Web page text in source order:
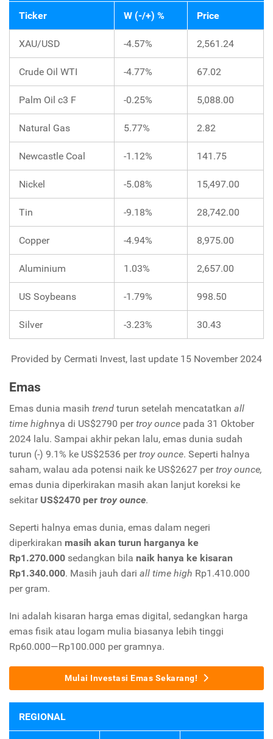
Ticker W (-/+) % Price
XAU/USD -4.57% 2,561.24
Crude Oil WTI -4.77% 67.02
Palm Oil c3 F -0.25% 5,088.00
Natural Gas 5.77% 2.82
Newcastle Coal -1.12% 141.75
Nickel -5.08% 15,497.00
Tin -9.18% 28,742.00
Copper -4.94% 8,975.00
Aluminium 1.03% 2,657.00
US Soybeans -1.79% 998.50
Silver -3.23% 30.43
Provided by Cermati Invest, last update 15 November 2024
Emas
Emas dunia masih trend turun setelah mencatatkan all
time highnya di US$2790 pertroy ounce pada 31 Oktober
2024 lalu. Sampai akhir pekan lalu, emas dunia sudah
turun (-) 9.1% ke US$2536 pertroy ounce. Seperti halnya
saham, walau ada potensi naik ke US$2627 pertroy ounce,
emas dunia diperkirakan masih akan lanjut koreksi ke
sekitar US$2470 per troy ounce.
Seperti halnya emas dunia, emas dalam negeri
diperkirakan masih akan turun harganya ke
Rp1.270.000 sedangkan bila naik hanya ke kisaran
Rp1.340.000. Masih jauh dari all time high Rp1.410.000
per gram.
Ini adalah kisaran harga emas digital, sedangkan harga
emas fisik atau logam mulia biasanya lebih tinggi
Rp60.000—Rp100.000 per gramnya.
Mulai Investasi Emas Sekarang!
REGIONAL